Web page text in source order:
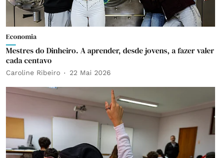
Economia
Mestres do Dinheiro. A aprender, desde jovens, a fazer valer
cada centavo
Caroline Ribeiro 22 Mai 2026